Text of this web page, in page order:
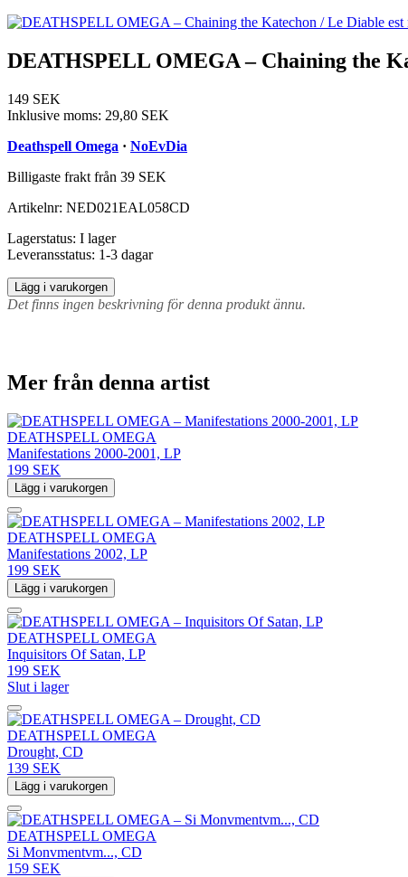
DEATHSPELL OMEGA – Chaining the
149 SEK
Inklusive moms: 29,80 SEK
Deathspell Omega · NoEvDia
Billigaste frakt från 39 SEK
Artikelnr: NED021EAL058CD
Lagerstatus: I lager
Leveransstatus: 1-3 dagar
Lägg i varukorgen
Det finns ingen beskrivning för denna produkt ännu.
Mer från denna artist
DEATHSPELL OMEGA
Manifestations 2000-2001, LP
199 SEK
Lägg i varukorgen
DEATHSPELL OMEGA
Manifestations 2002, LP
199 SEK
Lägg i varukorgen
DEATHSPELL OMEGA
Inquisitors Of Satan, LP
199 SEK
Slut i lager
DEATHSPELL OMEGA
Drought, CD
139 SEK
Lägg i varukorgen
DEATHSPELL OMEGA
Si Monvmentvm..., CD
159 SEK